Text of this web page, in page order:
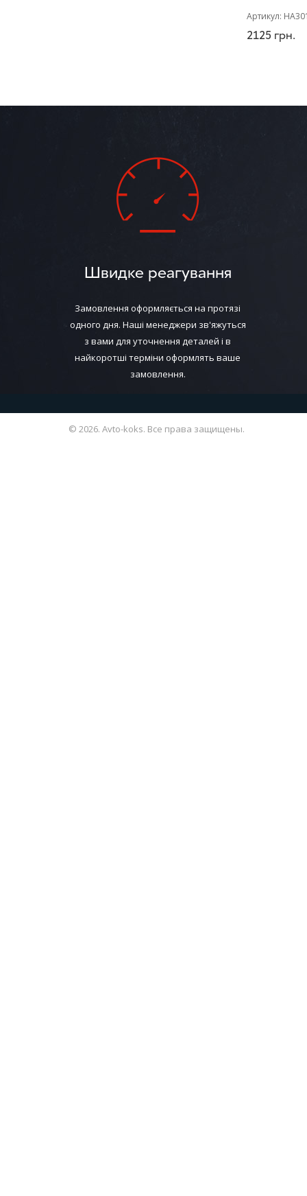
Артикул:
2125 грн.
Швидке реагування
Замовлення оформляється на протязі
одного дня. Наші менеджери зв'яжуться
з вами для уточнення деталей і в
найкоротші терміни оформлять ваше
замовлення.
© 2026. Avto-koks. Все права защищены.